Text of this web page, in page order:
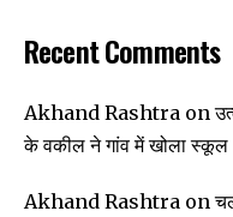
Recent Comments
Akhand Rashtra on
के वकील ने गांव में खोला स्कूल
Akhand Rashtra on